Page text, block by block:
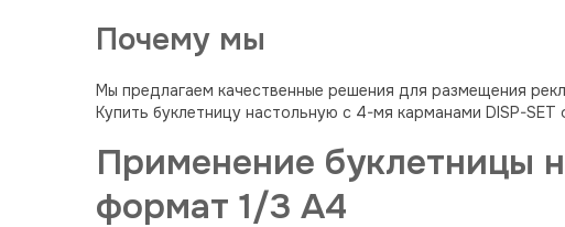
Почему мы
Мы предлагаем качественные решения для размещения
Купить буклетницу настольную с 4-мя карманами DISP-
Применение буклетницы
формат 1/3 A4